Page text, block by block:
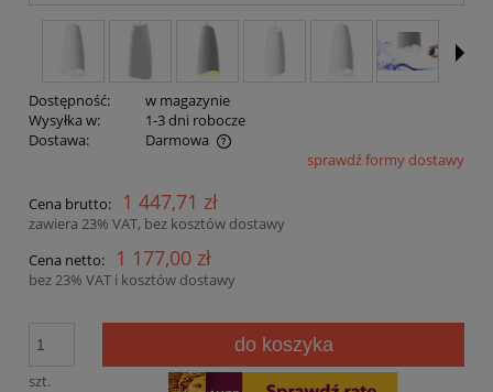
Dostępność:
w magazynie
Wysyłka w:
1-3 dni robocze
Dostawa:
Darmowa
Cena nie zawiera ewentualnych kosztów płatnościsprawdź formy dostawy
Cena brutto: 1 447,71 zł
zawiera 23% VAT, bez kosztów dostawy
Cena netto:
1 177,00 zł
bez 23% VAT i kosztów dostawy
szt.
do koszyka